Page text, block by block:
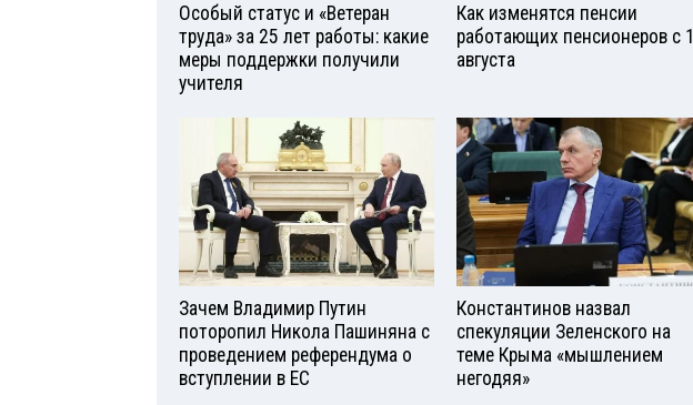
Особый статус и «Ветеран
труда» за 25 лет работы: какие
меры поддержки получили
учителя
Как изменятся пенсии
работающих пенсионеров с 1
августа
Зачем Владимир Путин
поторопил Никола Пашиняна с
проведением референдума о
вступлении в ЕС
Константинов назвал
спекуляции Зеленского на
теме Крыма «мышлением
негодяя»